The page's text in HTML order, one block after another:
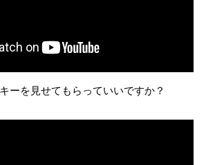
ーを見せてもらっていいですか？